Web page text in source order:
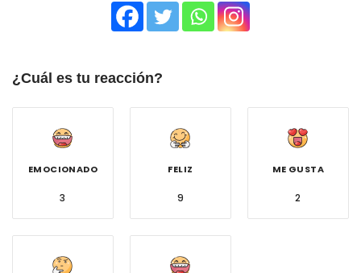
¿Cuál es tu reacción?
EMOCIONADO
3
FELIZ
9
ME GUSTA
2